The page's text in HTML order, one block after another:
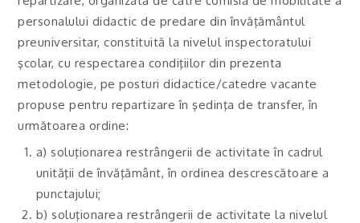
personalului didactic de predare din învăţământul
preuniversitar, constituită la nivelul inspectoratului
şcolar, cu respectarea condiţiilor din prezenta
metodologie, pe posturi didactice/catedre vacante
propuse pentru repartizare în şedinţa de transfer, în
următoarea ordine:
a) soluţionarea restrângerii de activitate în cadrul
unităţii de învăţământ, în ordinea descrescătoare a
punctajului;
b) soluţionarea restrângerii de activitate la nivelul